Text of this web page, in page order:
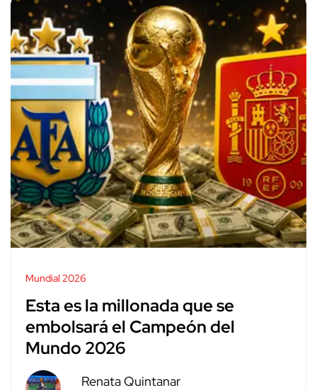
Mundial 2026
Esta es la millonada que se
embolsará el Campeón del
Mundo 2026
Renata Quintanar